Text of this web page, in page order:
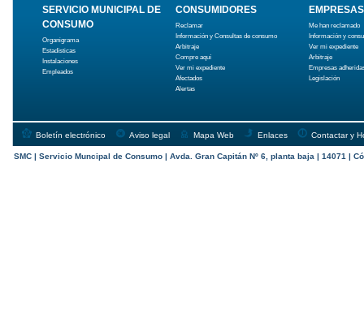
SERVICIO MUNICIPAL DE
CONSUMO
Organigrama
Estadísticas
Instalaciones
Empleados
CONSUMIDORES
Reclamar
Información y Consultas de consumo
Arbitraje
Compre aquí
Ver mi expediente
Afectados
Alertas
EMPRESAS
Me han reclamado
Información y
Ver mi expediente
Arbitraje
Empresas
Legislación
Boletín electrónico Aviso legal Mapa Web Enlaces Contactar y
SMC | Servicio Muncipal de Consumo | Avda. Gran Capitán Nº 6, planta baja | 14071 |